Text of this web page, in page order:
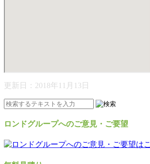
更新日： 2018年11月13日
ロンドグループへのご意見・ご要望